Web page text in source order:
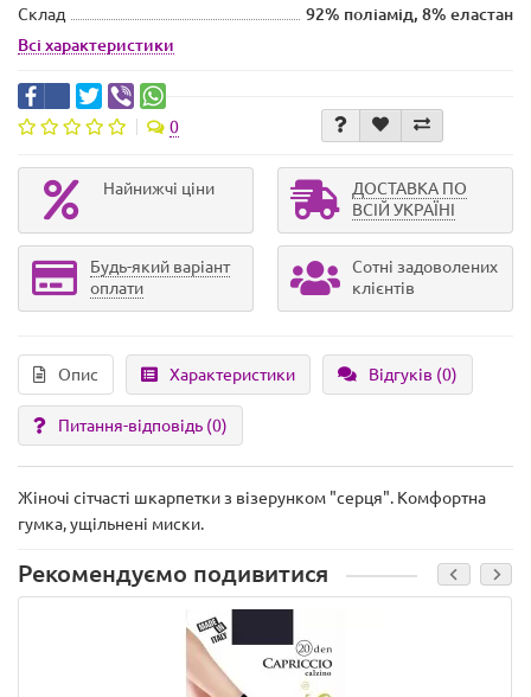
Склад
92% поліамід, 8% еластан
Всі характеристики
0
Найнижчі ціни
ДОСТАВКА ПО
ВСІЙ УКРАЇНІ
Будь-який варіант
оплати
Сотні задоволених
клієнтів
Опис Характеристики Відгуків (0)
Питання-відповідь (0)
Жіночі сітчасті шкарпетки з візерунком "серця". Комфортна
гумка, ущільнені миски.
Рекомендуємо подивитися